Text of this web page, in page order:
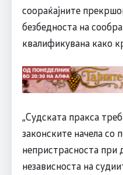
соораќајните
безбедноста на
квалификувана како
„Судската пракса
законските начела со
непристрасноста при
независноста на